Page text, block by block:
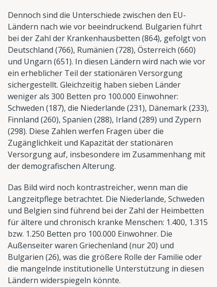
Dennoch sind die Unterschiede zwischen den EU-
Ländern nach wie vor beeindruckend. Bulgarien führt
bei der Zahl der Krankenhausbetten (864), gefolgt von
Deutschland (766), Rumänien (728), Österreich (660)
und Ungarn (651). In diesen Ländern wird nach wie vor
ein erheblicher Teil der stationären Versorgung
sichergestellt. Gleichzeitig haben sieben Länder
weniger als 300 Betten pro 100.000 Einwohner:
Schweden (187), die Niederlande (231), Dänemark (233),
Finnland (260), Spanien (288), Irland (289) und Zypern
(298). Diese Zahlen werfen Fragen über die
Zugänglichkeit und Kapazität der stationären
Versorgung auf, insbesondere im Zusammenhang mit
der demografischen Alterung.
Das Bild wird noch kontrastreicher, wenn man die
Langzeitpflege betrachtet. Die Niederlande, Schweden
und Belgien sind führend bei der Zahl der Heimbetten
für ältere und chronisch kranke Menschen: 1.400, 1.315
bzw. 1.250 Betten pro 100.000 Einwohner. Die
Außenseiter waren Griechenland (nur 20) und
Bulgarien (26), was die größere Rolle der Familie oder
die mangelnde institutionelle Unterstützung in diesen
Ländern widerspiegeln könnte.